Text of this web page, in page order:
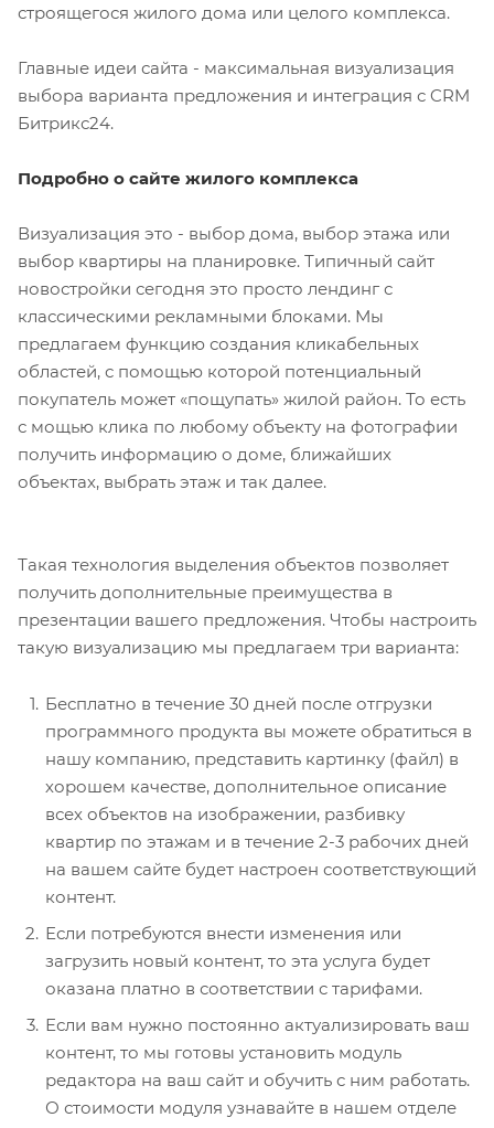
строящегося жилого дома или целого комплекса.
Главные идеи сайта - максимальная визуализация
выбора варианта предложения и интеграция с CRM
Битрикс24.
Подробно о сайте жилого комплекса
Визуализация это - выбор дома, выбор этажа или
выбор квартиры на планировке. Типичный сайт
новостройки сегодня это просто лендинг с
классическими рекламными блоками. Мы
предлагаем функцию создания кликабельных
областей, с помощью которой потенциальный
покупатель может «пощупать» жилой район. То есть
с мощью клика по любому объекту на фотографии
получить информацию о доме, ближайших
объектах, выбрать этаж и так далее.
Такая технология выделения объектов позволяет
получить дополнительные преимущества в
презентации вашего предложения. Чтобы настроить
такую визуализацию мы предлагаем три варианта:
Бесплатно в течение 30 дней после отгрузки
программного продукта вы можете обратиться в
нашу компанию, представить картинку (файл) в
хорошем качестве, дополнительное описание
всех объектов на изображении, разбивку
квартир по этажам и в течение 2-3 рабочих дней
на вашем сайте будет настроен соответствующий
контент.
Если потребуются внести изменения или
загрузить новый контент, то эта услуга будет
оказана платно в соответствии с тарифами.
Если вам нужно постоянно актуализировать ваш
контент, то мы готовы установить модуль
редактора на ваш сайт и обучить с ним работать.
О стоимости модуля узнавайте в нашем отделе